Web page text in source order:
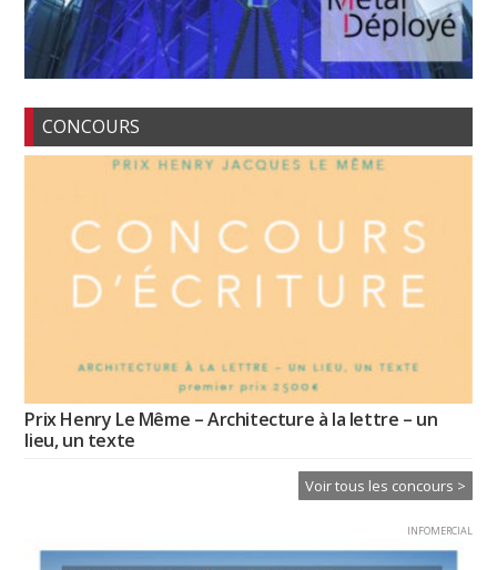
CONCOURS
Prix Henry Le Même – Architecture à la lettre – un
lieu, un texte
Voir tous les concours >
INFOMERCIAL